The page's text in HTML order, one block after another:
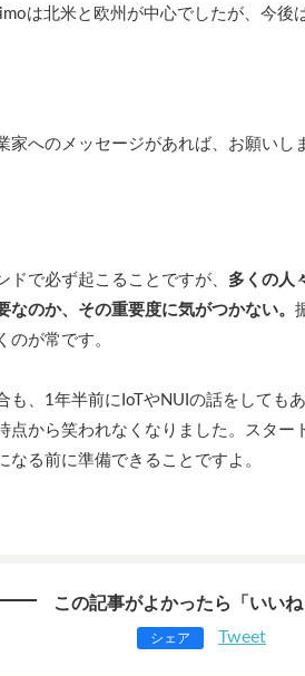
は北米と欧州が中心でしたが、今後
家へのメッセージがあれば、お願いし
ドで必ず起こることですが、 多くの人
なのか、その重要度に気がつかない。
のが常です。
も、1年半前にIoTやNUIの話をしても
点から笑われなくなりました。スター
なる前に準備できることですよ。
この記事がよかったら「いい
シェア Tweet